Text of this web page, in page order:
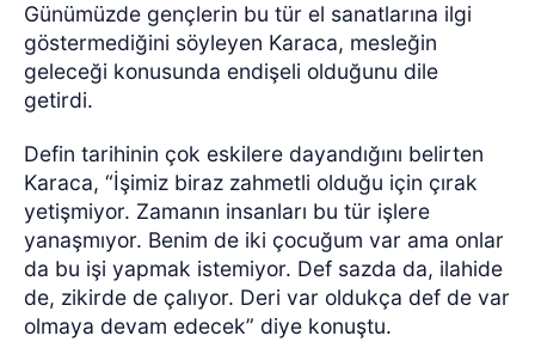
Günümüzde gençlerin bu tür el sanatlarına ilgi
göstermediğini söyleyen Karaca, mesleğin
geleceği konusunda endişeli olduğunu dile
getirdi.
Defin tarihinin çok eskilere dayandığını belirten
Karaca, “İşimiz biraz zahmetli olduğu için çırak
yetişmiyor. Zamanın insanları bu tür işlere
yanaşmıyor. Benim de iki çocuğum var ama onlar
da bu işi yapmak istemiyor. Def sazda da, ilahide
de, zikirde de çalıyor. Deri var oldukça def de var
olmaya devam edecek” diye konuştu.